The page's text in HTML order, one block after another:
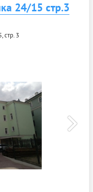
24/15 стр.3
стр. 3